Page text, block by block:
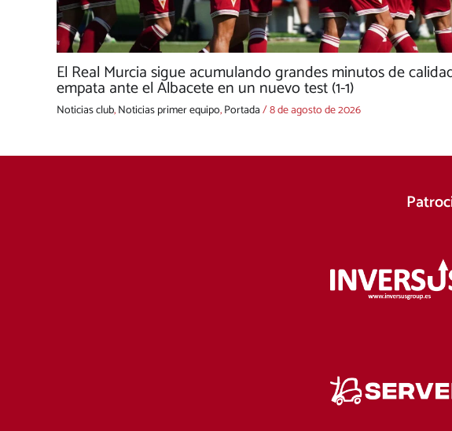
El Real Murcia sigue acumulando grandes minutos de
empata ante el Albacete en un nuevo test (1-1)
Noticias club,Noticias primer equipo,Portada/8 de agosto de 2026